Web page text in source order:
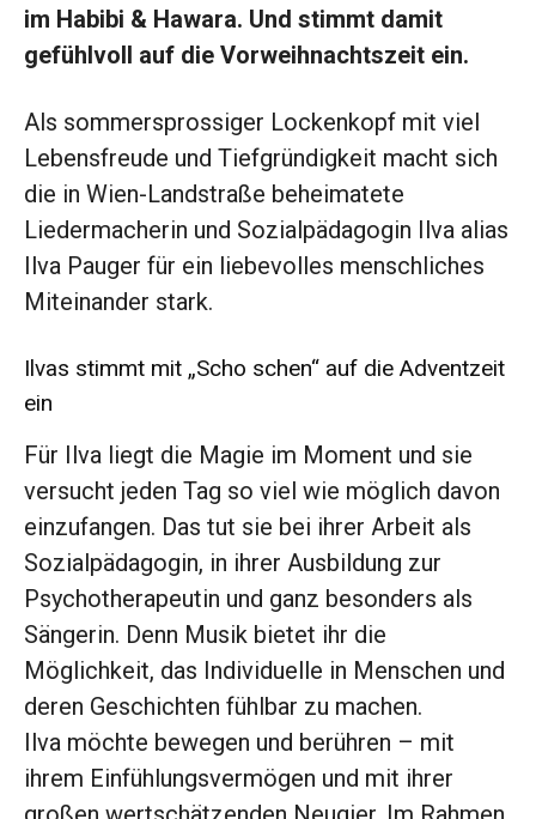
im Habibi & Hawara. Und stimmt damit
gefühlvoll auf die Vorweihnachtszeit ein.
Als sommersprossiger Lockenkopf mit viel
Lebensfreude und Tiefgründigkeit macht sich
die in Wien-Landstraße beheimatete
Liedermacherin und Sozialpädagogin Ilva alias
Ilva Pauger für ein liebevolles menschliches
Miteinander stark.
Ilvas stimmt mit „Scho schen“ auf die Adventzeit
ein
Für Ilva liegt die Magie im Moment und sie
versucht jeden Tag so viel wie möglich davon
einzufangen. Das tut sie bei ihrer Arbeit als
Sozialpädagogin, in ihrer Ausbildung zur
Psychotherapeutin und ganz besonders als
Sängerin. Denn Musik bietet ihr die
Möglichkeit, das Individuelle in Menschen und
deren Geschichten fühlbar zu machen.
Ilva möchte bewegen und berühren – mit
ihrem Einfühlungsvermögen und mit ihrer